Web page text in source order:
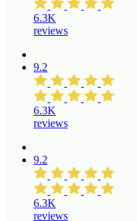
6.3K
reviews
9.2
6.3K
reviews
9.2
6.3K
reviews